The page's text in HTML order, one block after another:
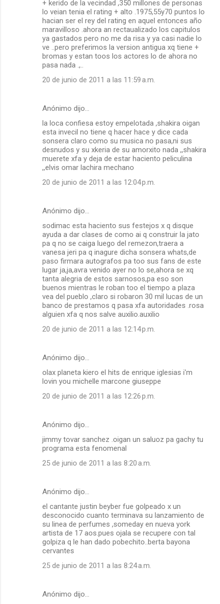
+ kerido de la vecindad ,350 millones de personas
lo veian tenia el rating + alto .1975,55y70 puntos lo
hacian ser el rey del rating en aquel entonces año
maravilloso .ahora an rectaualizado los capitulos
ya gastados pero no me da risa y ya casi nadie lo
ve ..pero preferimos la version antigua xq tiene +
bromas y estan toos los actores lo de ahora no
pasa nada .,..
20 de junio de 2011 a las 11:59 a.m.
Anónimo dijo…
la loca confiesa estoy empelotada ,shakira oigan
esta invecil no tiene q hacer hace y dice cada
sonsera claro como su musica no pasa,ni sus
desnudos y su xkeria de su amorxito nada ,,shakira
muerete xfa y deja de estar haciento peliculina
,,elvis omar lachira mechano
20 de junio de 2011 a las 12:04 p.m.
Anónimo dijo…
sodimac esta haciento sus festejos x q disque
ayuda a dar clases de como ai q construir la jato
pa q no se caiga luego del remezon,traera a
vanesa jeri pa q inagure dicha sonsera whats,de
paso firmara autografos pa too sus fans de este
lugar ja,ja,avra venido ayer no lo se,ahora se xq
tanta alegria de estos sarnosos,pa eso son
buenos mientras le roban too el tiempo a plaza
vea del pueblo ,claro si robaron 30 mil lucas de un
banco de prestamos q pasa xfa autoridades .rosa
alguien xfa q nos salve auxilio.auxilio
20 de junio de 2011 a las 12:14 p.m.
Anónimo dijo…
olax planeta kiero el hits de enrique iglesias i'm
lovin you michelle marcone giuseppe
20 de junio de 2011 a las 12:26 p.m.
Anónimo dijo…
jimmy tovar sanchez .oigan un saluoz pa gachy tu
programa esta fenomenal
25 de junio de 2011 a las 8:20 a.m.
Anónimo dijo…
el cantante justin beyber fue golpeado x un
desconocido cuanto terminava su lanzamiento de
su linea de perfumes ,someday en nueva york
artista de 17 aos.pues ojala se recupere con tal
golpiza q le han dado pobechito..berta bayona
cervantes
25 de junio de 2011 a las 8:24 a.m.
Anónimo dijo…